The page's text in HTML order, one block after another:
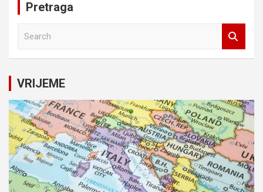
Pretraga
c
h
VRIJEME